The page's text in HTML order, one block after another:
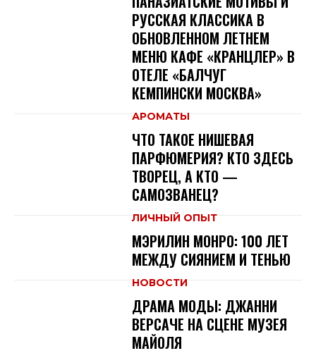
РУССКАЯ КЛАССИКА В
ОБНОВЛЕННОМ ЛЕТНЕМ
МЕНЮ КАФЕ «КРАНЦЛЕР» В
ОТЕЛЕ «БАЛЧУГ
КЕМПИНСКИ МОСКВА»
АРОМАТЫ
ЧТО ТАКОЕ НИШЕВАЯ
ПАРФЮМЕРИЯ? КТО ЗДЕСЬ
ТВОРЕЦ, А КТО —
САМОЗВАНЕЦ?
ЛИЧНЫЙ ОПЫТ
МЭРИЛИН МОНРО: 100 ЛЕТ
МЕЖДУ СИЯНИЕМ И ТЕНЬЮ
НОВОСТИ
ДРАМА МОДЫ: ДЖАННИ
ВЕРСАЧЕ НА СЦЕНЕ МУЗЕЯ
МАЙОЛЯ